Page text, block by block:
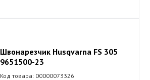
Швонарезчик Husqvarna FS 305
9651500-23
Код товара: 00000073326